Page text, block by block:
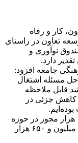
کار و رفاه
تعاون در راستای
نوآوری و
دارد.
جامعه افزود:
مسئله اشتغال
قابل ملاحظه
کاهش جزئی در
وی ادامه داد: تاکنون بیش از دو میلیون و ۱۰۰ هزار مجوز در حوزه
مشاغل خانگی صادر شده که از این تعداد، یک میلیون و ۶۵۰ هزار